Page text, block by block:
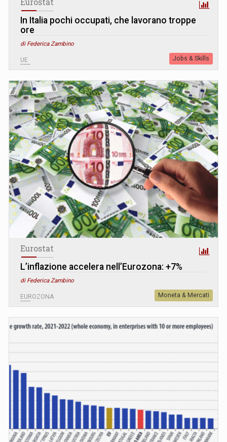
In Italia pochi occupati, che lavorano troppe
ore
di Federica Zambino
UE Jobs & Skills
Eurostat
L’inflazione accelera nell’Eurozona: +7%
di Federica Zambino
EUROZONA Moneta & Mercati